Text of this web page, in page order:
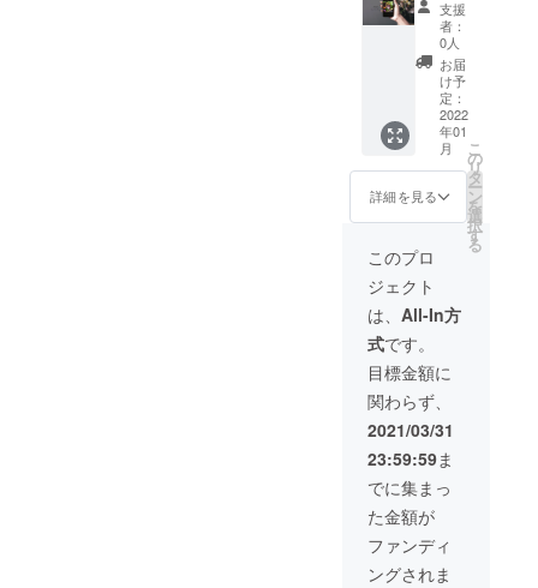
トマト
１㎏定
期便×6
か月分
※時期や
災害の
為、内
容に変
更が生
じる場
合がご
ざいま
す。 ※
お野菜
の定期
便に関
しまし
ては、
プロ
ジェク
ト開始
後６か
月後の
お受渡
しとな
りま
す。
ALO
100000
円分お
食事券
×1枚
※「有効
期限：
お店が
営業す
る限り
有効」
③MAH
ALOFA
RM 高
糖度フ
ルーツ
トマト
１㎏を
含む定
期便×12
か月分
※時期や
災害の
為、内
容に変
更が生
じる場
合がご
ざいま
す。 ※
社農園
MAHAL
OFARM
でVIP
BBQに
てお礼
及びご
接待さ
せてい
ただき
ます。
※最大参
加人数5
名様ま
ででお
願いい
たしま
す。 ※
場所：
福岡県
糸島市
志摩野
北（最
寄り
駅：九
大学研
都市駅
から送
迎交通
費支給
支援
者：
0人
お届
け予
定：
2022
年01
月
詳細を見る
こ
の
リ
タ
ー
ン
を
選
択
す
る
このプロ
ジェクト
は、 All-In方
式です。
目標金額に
関わらず、
2021/03/31
23:59:59ま
でに集まっ
た金額が
ファンディ
ングされま